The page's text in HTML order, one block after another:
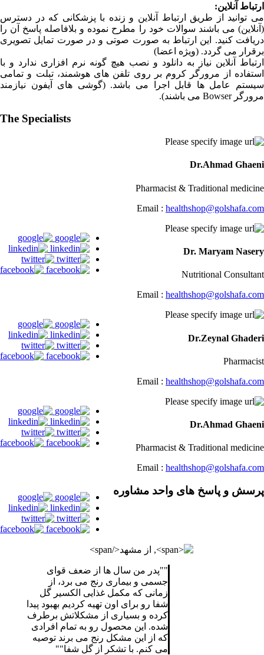
ارتباط آنلاین:
می توانید از طریق ارتباط آنلاین و زنده با پزشکانی که در دسترس
(آنلاین) می باشند سوالات خود را مطرح نموده و بلافاصله پاسخ آن را
دریافت کنید. این ارتباط به صورت صوتی و در صورت تمایل تصویری
برقرار می گردد. (ویژه اعضا)
ارتباط آنلاین نیاز به دانلود و نصب هیچ گونه نرم افزاری ندارد و با
استفاده از مرورگر کروم بر روی تلفن های هوشمند، تبلت و تمامی
سیستم عامل ها قابل اجرا می باشد. (گوشی های آیفون نیازمند
مرورگر Bowser می باشند).
The Specialists
Dr.Ahmad Ghaeni
Pharmacist & Traditional medicine
Email : healthshop@golshafa.com
Dr. Maryam Nasery
Nutritional Consultant
Email : healthshop@golshafa.com
Dr.Zeynal Ghaderi
Pharmacist
Email : healthshop@golshafa.com
Dr.Ahmad Ghaeni
Pharmacist & Traditional medicine
Email : healthshop@golshafa.com
پرسش و پاسخ های واحد مشاوره
" پدر من سال ها از ضعف قوای
جسمی و بیماری رنج می برد، از
زمانی که مکمل غذایی الکسیر گل
شفا رو برای اون تهیه کردیم بهبود پیدا
کرده و بسیاری از مشکلاتش برطرف
شده. این محصول رو به تمام افرادی
که از این مشکل رنج می برند توصیه
می کنم. با تشکر از گل شفا "